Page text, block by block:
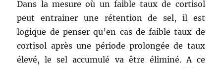
Dans la mesure où un faible taux de cortisol
peut entrainer une rétention de sel, il est
logique de penser qu’en cas de faible taux de
cortisol après une période prolongée de taux
élevé, le sel accumulé va être éliminé. A ce